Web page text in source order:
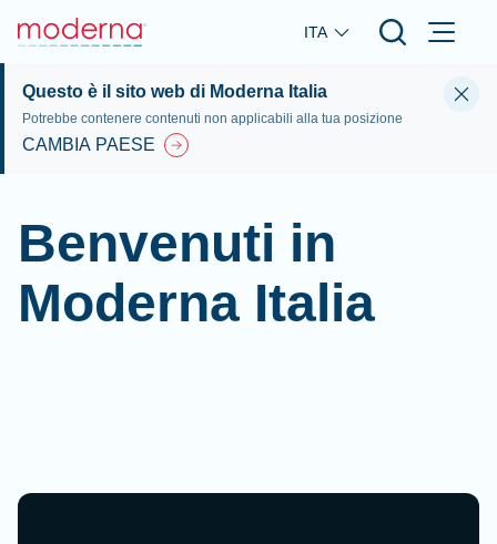
Skip to main content
ITA
Questo è il sito web di Moderna Italia
Potrebbe contenere contenuti non applicabili alla tua posizione
CAMBIA PAESE
Benvenuti in
Moderna Italia